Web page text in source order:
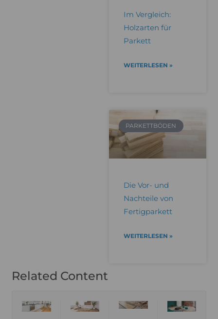
Im Vergleich:
Holzarten für
Parkett
WEITERLESEN »
PARKETTBÖDEN
Die Vor- und
Nachteile von
Fertigparkett
WEITERLESEN »
Related Content